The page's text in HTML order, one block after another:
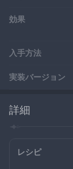
効果
入手方法
実装バージョン
詳細
レシピ